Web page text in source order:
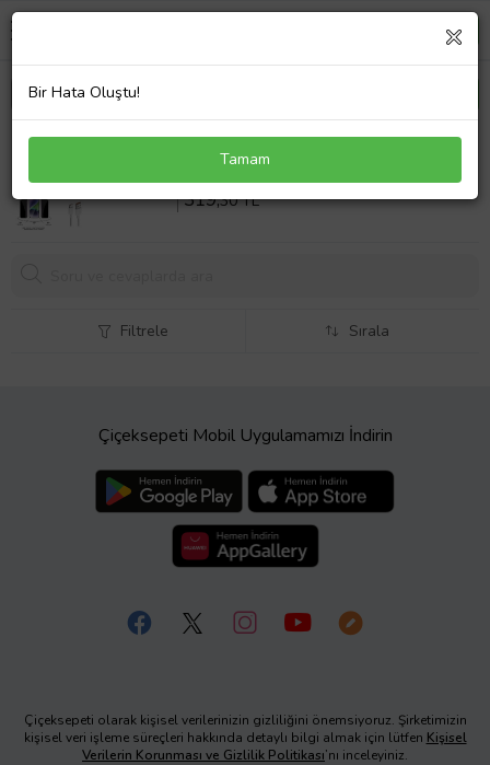
Vivo X200 PRO Nano Ekran Koruyucu Esnek MAT
HAYALET + Type C Kablo
Sepette %20 İndirim
319,30 TL
Filtrele Sırala
Çiçeksepeti Mobil Uygulamamızı İndirin
Çiçeksepeti olarak kişisel verilerinizin gizliliğini önemsiyoruz. Şirketimizin
kişisel veri işleme süreçleri hakkında detaylı bilgi almak için lütfen Kişisel
Verilerin Korunması ve Gizlilik Politikası’nı inceleyiniz.
Bir Hata Oluştu!
Tamam